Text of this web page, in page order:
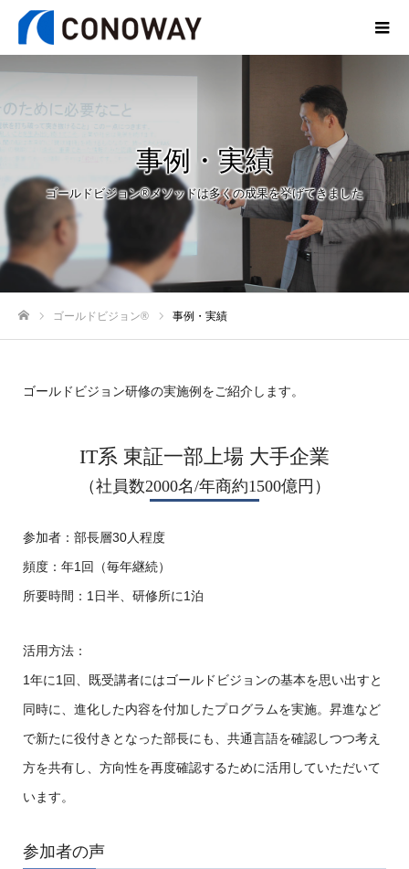
事例・実績
ゴールドビジョン®メソッドは多くの成果を挙げてきました
ゴールドビジョン® 事例・実績
ゴールドビジョン研修の実施例をご紹介します。
IT系 東証一部上場 大手企業
（社員数2000名/年商約1500億円）
参加者：部長層30人程度
頻度：年1回（毎年継続）
所要時間：1日半、研修所に1泊
活用方法：
1年に1回、既受講者にはゴールドビジョンの基本を思い出すと
同時に、進化した内容を付加したプログラムを実施。昇進など
で新たに役付きとなった部長にも、共通言語を確認しつつ考え
方を共有し、方向性を再度確認するために活用していただいて
います。
参加者の声